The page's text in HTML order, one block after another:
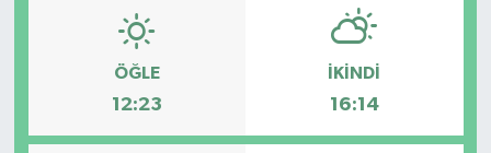
ÖĞLE
12:23
İKINDI
16:14
Siyaset